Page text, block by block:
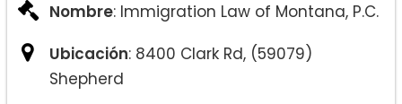
Nombre: Immigration Law of Montana, P.C.
Ubicación: 8400 Clark Rd, (59079)
Shepherd